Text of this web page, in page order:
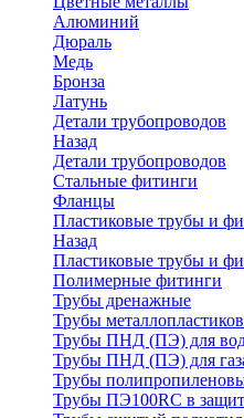
Алюминий
Дюраль
Медь
Бронза
Латунь
Детали трубопроводов
Назад
Детали трубопроводов
Стальные фитинги
Фланцы
Пластиковые трубы и
Назад
Пластиковые трубы и
Полимерные фитинги
Трубы дренажные
Трубы
Трубы ПНД (ПЭ) для
Трубы ПНД (ПЭ) для
Трубы
Трубы ПЭ100RC в